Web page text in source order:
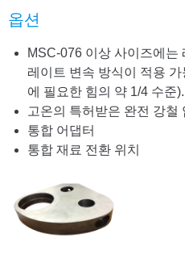
옵션
MSC-076 이상 사이즈에는
레이트 변속 방식이 적용
에 필요한 힘의 약 1/4 수준).
고온의 특허받은 완전 강철
통합 어댑터
통합 재료 전환 위치